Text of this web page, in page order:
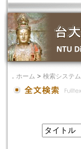
． ホーム > 検索システム